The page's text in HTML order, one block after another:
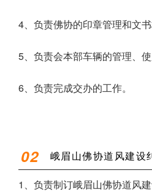
4、负责佛协的印章管理和文书
5、负责会本部车辆的管理、使
6、负责完成交办的工作。
02 峨眉山佛协道风建设
1、负责制订峨眉山佛协道风